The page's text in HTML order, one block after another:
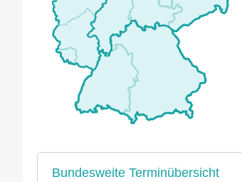
Bundesweite Terminübersicht